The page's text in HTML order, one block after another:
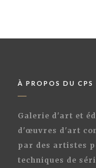
À PROPOS DU CPS
Galerie d'art et
d'œuvres d'art
par des artistes
techniques de